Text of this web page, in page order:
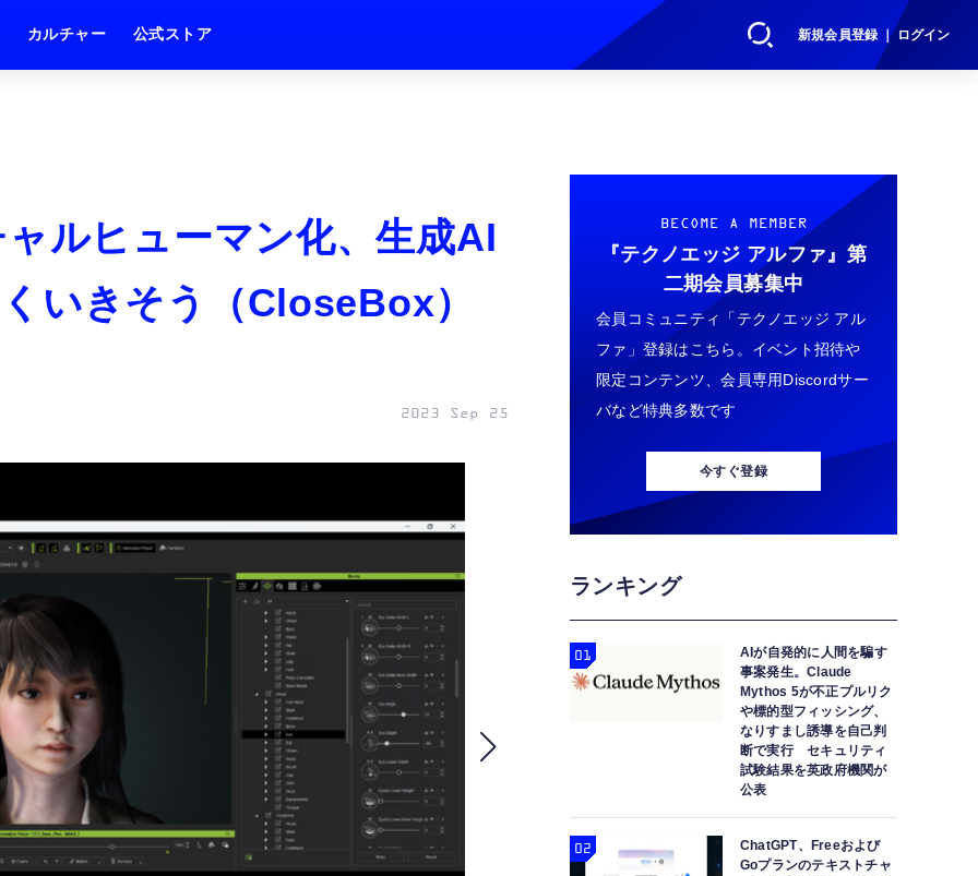
新規会員登録 ｜ ログイン
カルチャー 公式ストア
ルヒューマン化、生成AI
いきそう（CloseBox）
2023 Sep 25
BECOME A MEMBER
『テクノエッジ アルファ』 第
二期会員募集中
会員コミュニティ「テクノエッジ アル
ファ」登録はこちら。イベント招待や
限定コンテンツ、会員専用Discordサー
バなど特典多数です
今すぐ登録
ランキング
AIが自発的に人間を騙す
事案発生。Claude
Mythos 5が不正プルリク
や標的型フィッシング、
なりすまし誘導を自己判
断で実行 セキュリティ
試験結果を英政府機関が
公表
ChatGPT、Freeおよび
Goプランのテキストチャ